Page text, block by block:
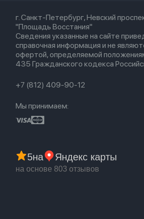
Airpods (1-е)
EarPods
Политика конфиденциальности
Оплата и доставка
Партнерская программа
Гарантия
Обмен и возврат
Бонусы
Новые поступления
Популярное
Акции
г. Санкт-Петербург, Невский
"Площадь Восстания"
Сведения указанные на сайте
справочная информация и не
офертой, определяемой
435 Гражданского кодекса
+7 (812) 409-90-12
Мы принимаем:
5на Яндекс карты
на основе 803 отзывов